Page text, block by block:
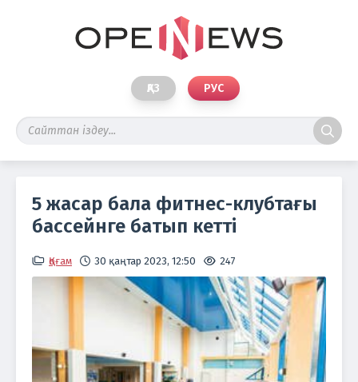
ҚАЗ РУС
5 жасар бала фитнес-клубтағы
бассейнге батып кетті
Қоғам 30 қаңтар 2023, 12:50 247